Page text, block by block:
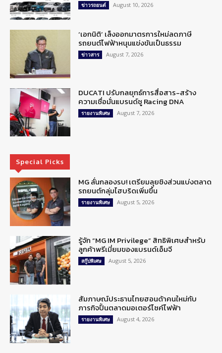
ข่าวรถยนต์ August 10, 2026
‘เอกนิติ’ เล็งออกมาตรการใหม่ลดภาษี
รถยนต์ไฟฟ้าหนุนแข่งขันเป็นธรรม
ข่าวสาร August 7, 2026
DUCATI ปรับกลยุทธ์การสื่อสาร-สร้าง
ความเชื่อมั่นแบรนด์ชู Racing DNA
รายงานพิเศษ August 7, 2026
Special Picks
MG ลั่นกลองรบ! เตรียมลุยชิงส่วนแบ่งตลาด
รถยนต์กลุ่มไฮบริดเพิ่มขึ้น
รายงานพิเศษ August 5, 2026
รู้จัก “MG IM Privilege” สิทธิพิเศษสำหรับ
ลูกค้าพรีเมี่ยมของแบรนด์เอ็มจี
สกู๊ปพิเศษ August 5, 2026
สัมภาษณ์ประธานไทยฮอนด้าคนใหม่กับ
ภารกิจปั้นตลาดมอเตอร์ไซค์ไฟฟ้า
รายงานพิเศษ August 4, 2026